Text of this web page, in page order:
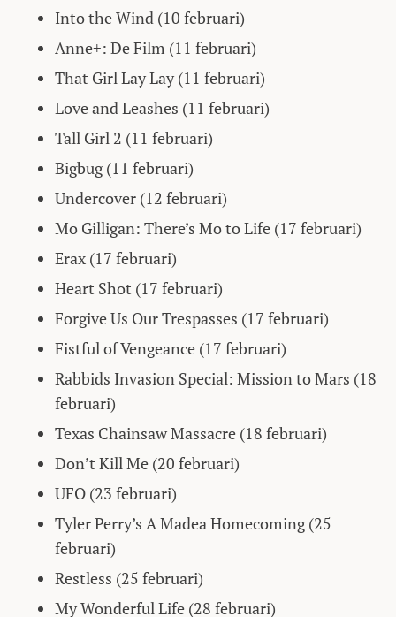
Into the Wind (10 februari)
Anne+: De Film (11 februari)
That Girl Lay Lay (11 februari)
Love and Leashes (11 februari)
Tall Girl 2 (11 februari)
Bigbug (11 februari)
Undercover (12 februari)
Mo Gilligan: There’s Mo to Life (17 februari)
Erax (17 februari)
Heart Shot (17 februari)
Forgive Us Our Trespasses (17 februari)
Fistful of Vengeance (17 februari)
Rabbids Invasion Special: Mission to Mars (18
februari)
Texas Chainsaw Massacre (18 februari)
Don’t Kill Me (20 februari)
UFO (23 februari)
Tyler Perry’s A Madea Homecoming (25
februari)
Restless (25 februari)
My Wonderful Life (28 februari)